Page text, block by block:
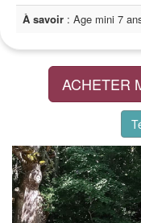
À savoir : Age mini 7
ACHETER